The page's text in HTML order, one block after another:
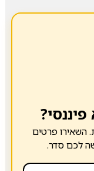
השאירו פרטים
לכם סדר.